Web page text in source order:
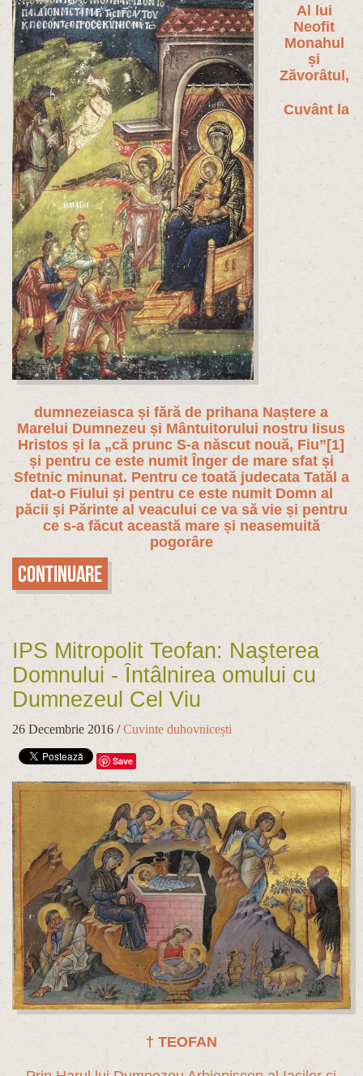
Al lui
Neofit
Monahul
și
Zăvorâtul,
Cuvânt la
dumnezeiasca și fără de prihana Naștere a
Marelui Dumnezeu și Mântuitorului nostru Iisus
Hristos și la „că prunc S-a născut nouă, Fiu”[1]
și pentru ce este numit Înger de mare sfat și
Sfetnic minunat. Pentru ce toată judecata Tatăl a
dat-o Fiului și pentru ce este numit Domn al
păcii și Părinte al veacului ce va să vie și pentru
ce s-a făcut această mare și neasemuită
pogorâre
Continuare
IPS Mitropolit Teofan: Naşterea
Domnului - Întâlnirea omului cu
Dumnezeul Cel Viu
26 Decembrie 2016 /Cuvinte duhovnicești
Save
† TEOFAN